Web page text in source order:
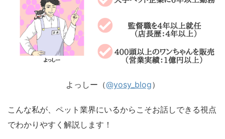
よっしー（@yosy_blog）
こんな私が、ペット業界にいるからこそお話しできる視点
でわかりやすく解説します！